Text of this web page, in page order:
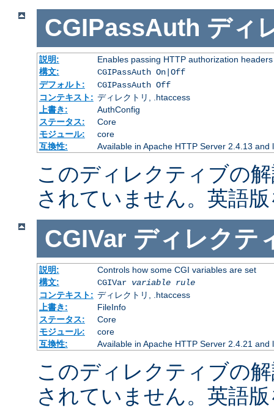
CGIPassAuth ディ
説明:
Enables passing HTTP authorization
構文:
CGIPassAuth On|Off
デフォルト:
CGIPassAuth Off
コンテキスト: ディレクトリ, .htaccess
上書き:
AuthConfig
ステータス:
Core
モジュール:
core
互換性:
Available in Apache HTTP Server 2.4.13 and
このディレクティブの
されていません。英語
CGIVar ディレクテ
説明:
Controls how some CGI variables are set
構文:
CGIVar variable rule
コンテキスト: ディレクトリ, .htaccess
上書き:
FileInfo
ステータス:
Core
モジュール:
core
互換性:
Available in Apache HTTP Server 2.4.21 and
このディレクティブの
されていません。英語